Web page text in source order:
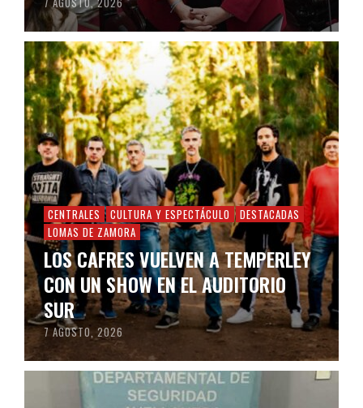
CENTRALES CULTURA Y ESPECTÁCULO
DESTACADAS
LOMAS DE ZAMORA
LOS CAFRES VUELVEN A TEMPERLEY
CON UN SHOW EN EL AUDITORIO
SUR
7 AGOSTO, 2026